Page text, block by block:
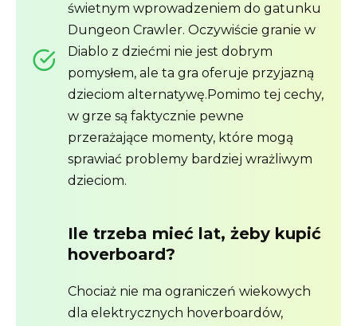
świetnym wprowadzeniem do gatunku
Dungeon Crawler. Oczywiście granie w
Diablo z dziećmi nie jest dobrym
pomysłem, ale ta gra oferuje przyjazną
dzieciom alternatywę.Pomimo tej cechy,
w grze są faktycznie pewne
przerażające momenty, które mogą
sprawiać problemy bardziej wrażliwym
dzieciom.
Ile trzeba mieć lat, żeby kupić
hoverboard?
Chociaż nie ma ograniczeń wiekowych
dla elektrycznych hoverboardów,